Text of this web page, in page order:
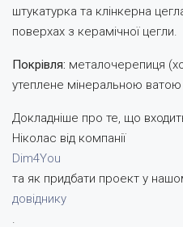
штукатурка та клінкерна
поверхах з керамічної цегли.
Покрівля: металочерепиця
утеплене мінеральною
Докладніше про те, що
Ніколас від компанії
Dim4You
та як придбати проект у
довіднику
.